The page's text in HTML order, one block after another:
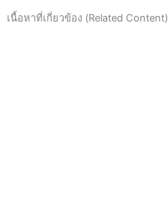
เนื้อหาที่เกี่ยวข้อง (Related Content)